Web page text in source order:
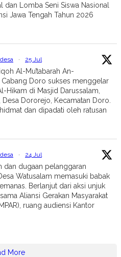
dan Lomba Seni Siswa Nasional
Jawa Tengah Tahun 2026
· 25 Jul
Al-Mu’tabarah An-
Cabang Doro sukses menggelar
Hikam di Masjid Darussalam,
Dororejo, Kecamatan Doro.
dan dipadati oleh ratusan
· 24 Jul
dan dugaan pelanggaran
Watusalam memasuki babak
Berlanjut dari aksi unjuk
Aliansi Gerakan Masyarakat
ruang audiensi Kantor
More